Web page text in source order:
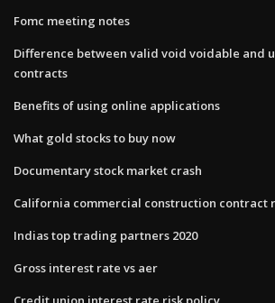
Fomc meeting notes
Difference between valid void voidable and
contracts
Benefits of using online applications
What gold stocks to buy now
Documentary stock market crash
California commercial construction contract
Indias top trading partners 2020
Gross interest rate vs aer